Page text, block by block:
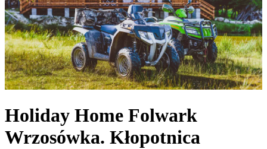
Holiday Home Folwark
Wrzosówka. Kłopotnica